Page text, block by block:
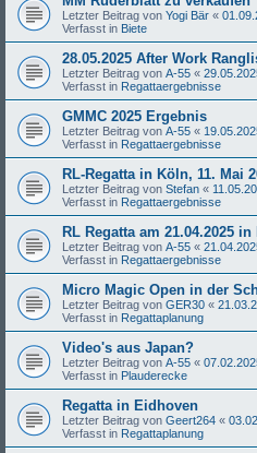
Letzter Beitrag von Yogi Bär «
Verfasst in Biete
28.05.2025 After Work
Letzter Beitrag von A-55 «
Verfasst in Regattaergebnisse
GMMC 2025 Ergebnis
Letzter Beitrag von A-55 «
Verfasst in Regattaergebnisse
RL-Regatta in Köln, 11. Mai
Letzter Beitrag von Stefan «
Verfasst in Regattaergebnisse
RL Regatta am 21.04.2025
Letzter Beitrag von A-55 «
Verfasst in Regattaergebnisse
Micro Magic Open in der
Letzter Beitrag von GER30 «
Verfasst in Regattaplanung
Video's aus Japan?
Letzter Beitrag von A-55 «
Verfasst in Plauderecke
Regatta in Eidhoven
Letzter Beitrag von Geert264 «
Verfasst in Regattaplanung